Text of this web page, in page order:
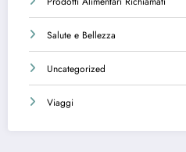
Salute e Bellezza
Uncategorized
Viaggi